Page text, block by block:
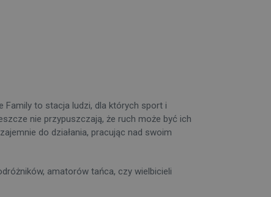
Family to stacja ludzi, dla których sport i
nie przypuszczają, że ruch może być ich
do działania, pracując nad swoim
amatorów tańca, czy wielbicieli